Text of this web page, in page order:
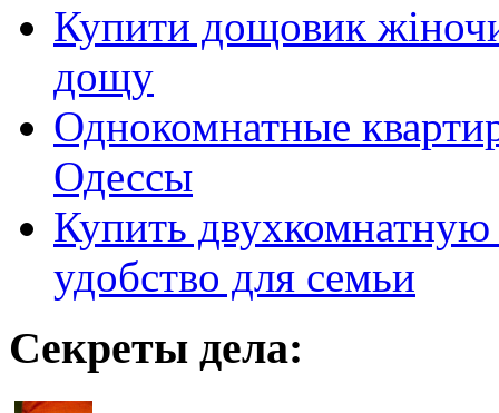
Купити дощовик
дощу
Однокомнатные
Одессы
Купить
удобство для семьи
Секреты дела: